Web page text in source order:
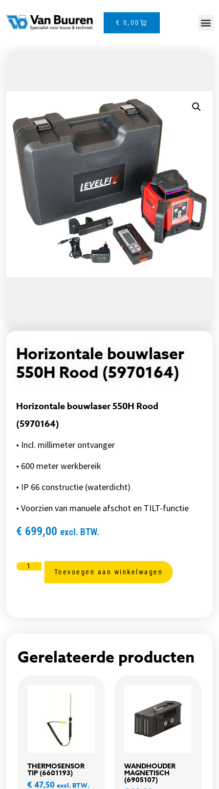
€ 0,00
Horizontale bouwlaser
550H Rood (5970164)
Horizontale bouwlaser 550H Rood
(5970164)
• Incl. millimeter ontvanger
• 600 meter werkbereik
• IP 66 constructie (waterdicht)
•Voorzien van manuele afschot en TILT-functie
€ 699,00 excl. BTW.
Toevoegen aan winkelwagen
Gerelateerde producten
THERMOSENSOR
TIP (6601193)
€47,50 excl. BTW.
WANDHOUDER
MAGNETISCH
(6905107)